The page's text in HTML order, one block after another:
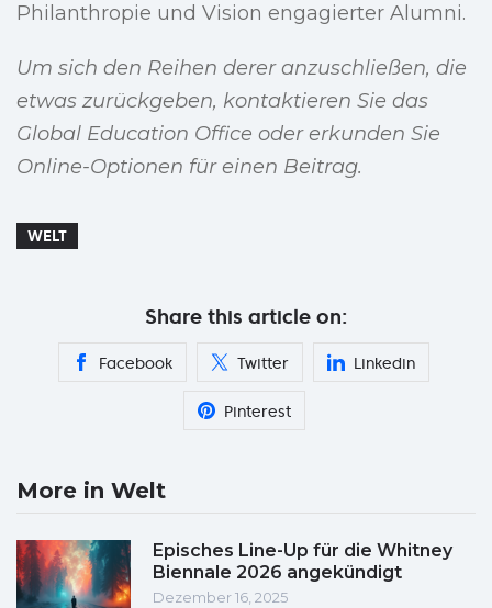
Philanthropie und Vision engagierter Alumni.
Um sich den Reihen derer anzuschließen, die
etwas zurückgeben, kontaktieren Sie das
Global Education Office oder erkunden Sie
Online-Optionen für einen Beitrag.
WELT
Share this article on:
Facebook Twitter Linkedin
Pinterest
More in Welt
Episches Line-Up für die Whitney
Biennale 2026 angekündigt
Dezember 16, 2025